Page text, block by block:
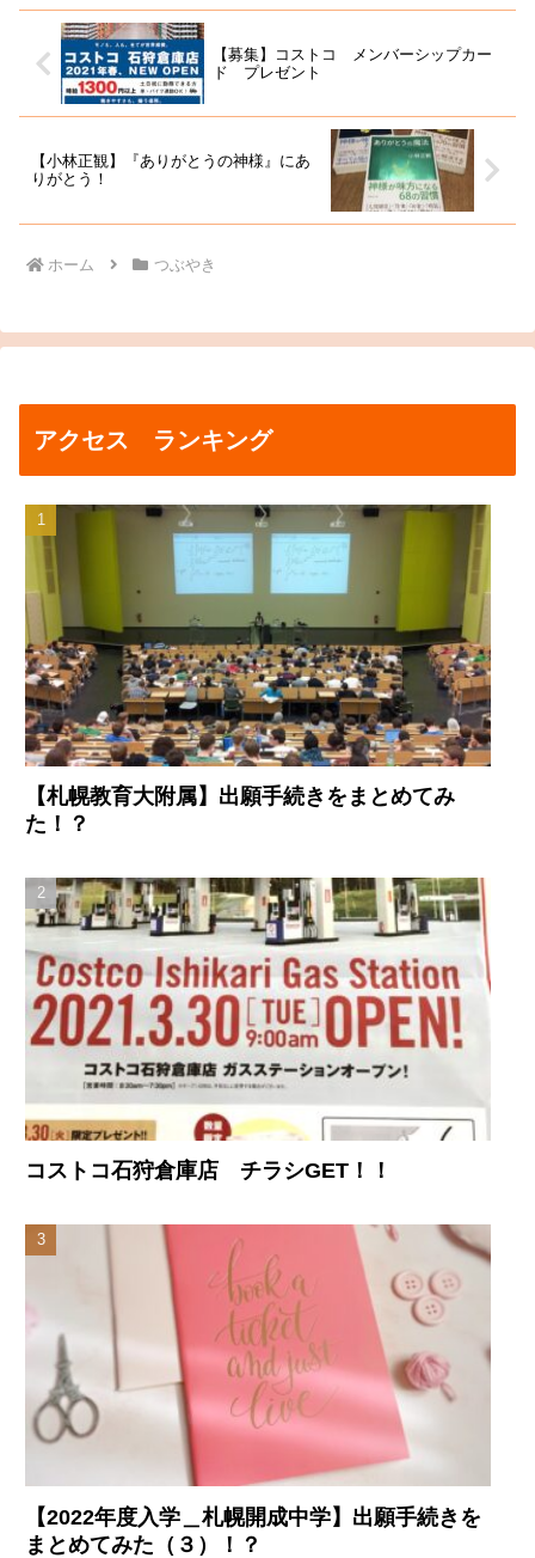
【募集】コストコ メンバーシップカー
ド プレゼント
【小林正観】『ありがとうの神様』にあ
りがとう！
ホーム つぶやき
アクセス ランキング
【札幌教育大附属】出願手続きをまとめてみ
た！？
コストコ石狩倉庫店 チラシGET！！
【2022年度入学＿札幌開成中学】出願手続きを
まとめてみた（３）！？